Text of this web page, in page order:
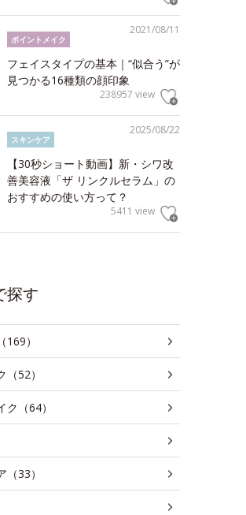
2021/08/11
ポイントメイク
フェイスタイプの基本｜“似合う”が
見つかる16種類の顔印象
238957 view
2025/08/22
スキンケア
【30秒ショート動画】新・シワ改
善美容液「ザ リンクルセラム」の
おすすめの使い方って？
5411 view
探す
）
52）
（64）
33）